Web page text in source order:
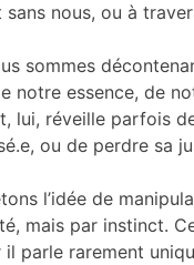
nous, ou à
sommes
notre essence, de
lui, réveille parfois
ou de perdre sa
l’idée de
mais par instinct.
il parle rarement